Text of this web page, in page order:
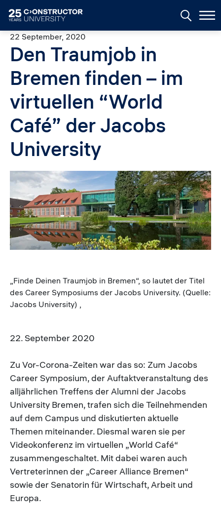
22 September, 2020
Den Traumjob in
Bremen finden – im
virtuellen “World
Café” der Jacobs
University
Image
„Finde Deinen Traumjob in Bremen“, so lautet der Titel
des Career Symposiums der Jacobs University. (Quelle:
Jacobs University) ,
22. September 2020
Zu Vor-Corona-Zeiten war das so: Zum Jacobs
Career Symposium, der Auftaktveranstaltung des
alljährlichen Treffens der Alumni der Jacobs
University Bremen, trafen sich die Teilnehmenden
auf dem Campus und diskutierten aktuelle
Themen miteinander. Diesmal waren sie per
Videokonferenz im virtuellen „World Café“
zusammengeschaltet. Mit dabei waren auch
Vertreterinnen der „Career Alliance Bremen“
sowie der Senatorin für Wirtschaft, Arbeit und
Europa.